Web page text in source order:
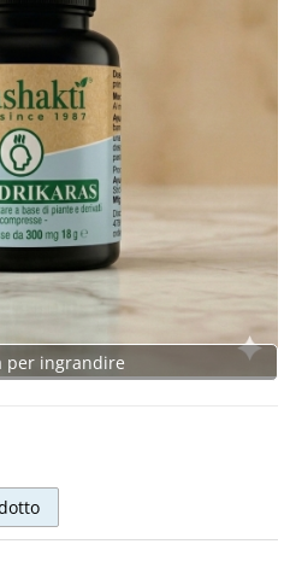
per ingrandire